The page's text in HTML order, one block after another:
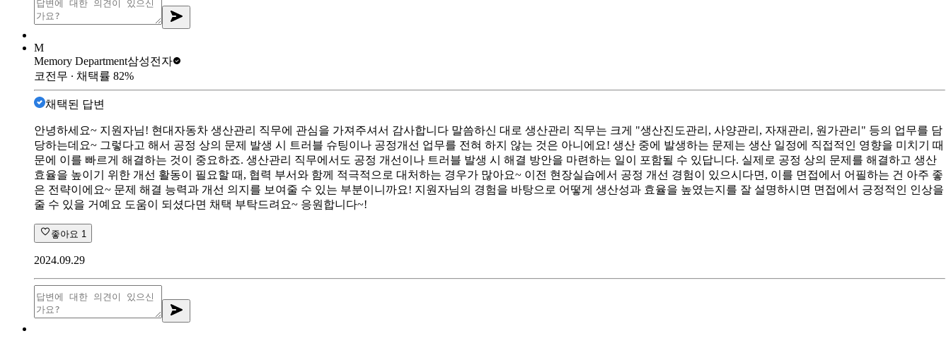
M
Memory Department삼성전자
코전무 ∙ 채택률 82%
채택된 답변
안녕하세요~ 지원자님! 현대자동차 생산관리 직무에 관심을 가져주셔서 감사합니다 말씀하신 대로 생산관리 직무는 크게 "생산진도관리, 사양관리, 자재관리, 원가관리" 등의 업무를 담
당하는데요~ 그렇다고 해서 공정 상의 문제 발생 시 트러블 슈팅이나 공정개선 업무를 전혀 하지 않는 것은 아니에요! 생산 중에 발생하는 문제는 생산 일정에 직접적인 영향을 미치기 때
문에 이를 빠르게 해결하는 것이 중요하죠. 생산관리 직무에서도 공정 개선이나 트러블 발생 시 해결 방안을 마련하는 일이 포함될 수 있답니다. 실제로 공정 상의 문제를 해결하고 생산
효율을 높이기 위한 개선 활동이 필요할 때, 협력 부서와 함께 적극적으로 대처하는 경우가 많아요~ 이전 현장실습에서 공정 개선 경험이 있으시다면, 이를 면접에서 어필하는 건 아주 좋
은 전략이에요~ 문제 해결 능력과 개선 의지를 보여줄 수 있는 부분이니까요! 지원자님의 경험을 바탕으로 어떻게 생산성과 효율을 높였는지를 잘 설명하시면 면접에서 긍정적인 인상을
줄 수 있을 거예요 도움이 되셨다면 채택 부탁드려요~ 응원합니다~!
좋아요 1
2024.09.29